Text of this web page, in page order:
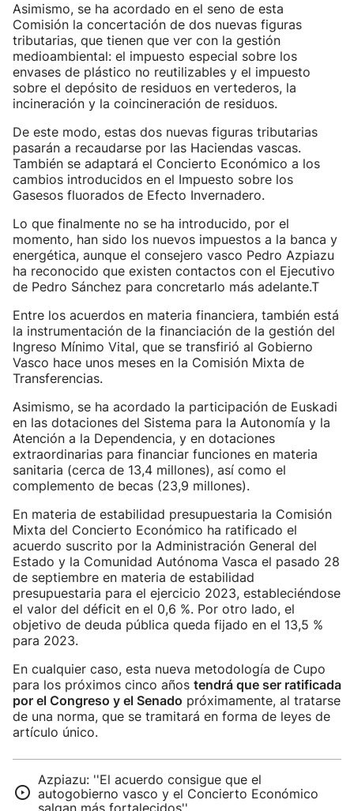
Asimismo, se ha acordado en el seno de esta
Comisión la concertación de dos nuevas figuras
tributarias, que tienen que ver con la gestión
medioambiental: el impuesto especial sobre los
envases de plástico no reutilizables y el impuesto
sobre el depósito de residuos en vertederos, la
incineración y la coincineración de residuos.
De este modo, estas dos nuevas figuras tributarias
pasarán a recaudarse por las Haciendas vascas.
También se adaptará el Concierto Económico a los
cambios introducidos en el Impuesto sobre los
Gasesos fluorados de Efecto Invernadero.
Lo que finalmente no se ha introducido, por el
momento, han sido los nuevos impuestos a la banca y
energética, aunque el consejero vasco Pedro Azpiazu
ha reconocido que existen contactos con el Ejecutivo
de Pedro Sánchez para concretarlo más adelante.T
Entre los acuerdos en materia financiera, también está
la instrumentación de la financiación de la gestión del
Ingreso Mínimo Vital, que se transfirió al Gobierno
Vasco hace unos meses en la Comisión Mixta de
Transferencias.
Asimismo, se ha acordado la participación de Euskadi
en las dotaciones del Sistema para la Autonomía y la
Atención a la Dependencia, y en dotaciones
extraordinarias para financiar funciones en materia
sanitaria (cerca de 13,4 millones), así como el
complemento de becas (23,9 millones).
En materia de estabilidad presupuestaria la Comisión
Mixta del Concierto Económico ha ratificado el
acuerdo suscrito por la Administración General del
Estado y la Comunidad Autónoma Vasca el pasado 28
de septiembre en materia de estabilidad
presupuestaria para el ejercicio 2023, estableciéndose
el valor del déficit en el 0,6 %. Por otro lado, el
objetivo de deuda pública queda fijado en el 13,5 %
para 2023.
En cualquier caso, esta nueva metodología de Cupo
para los próximos cinco años tendrá que ser ratificada
por el Congreso y el Senado próximamente, al tratarse
de una norma, que se tramitará en forma de leyes de
artículo único.
Azpiazu: ''El acuerdo consigue que el
autogobierno vasco y el Concierto Económico
salgan más fortalecidos''